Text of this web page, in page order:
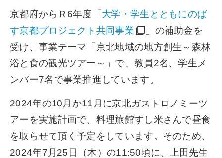
京都府からＲ6年度「大学・学生とともにのば
す京都プロジェクト共同事業
」の補助金を
受け、事業テーマ「京北地域の地方創生～森林
浴と食の観光ツアー～」で、教員2名、学生メ
ンバー7名で事業推進しています。
2024年の10月か11月に京北ガストロノミーツ
アーを実施計画で、料理旅館すし米さんで昼食
を取らせて頂く予定をしています。そのため、
2024年7月25日（木）の11:50頃に、上田先生